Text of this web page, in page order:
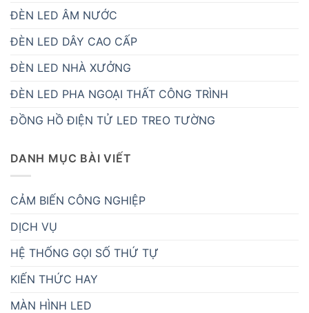
ĐÈN LED ÂM NƯỚC
ĐÈN LED DÂY CAO CẤP
ĐÈN LED NHÀ XƯỞNG
ĐÈN LED PHA NGOẠI THẤT CÔNG TRÌNH
ĐỒNG HỒ ĐIỆN TỬ LED TREO TƯỜNG
DANH MỤC BÀI VIẾT
CẢM BIẾN CÔNG NGHIỆP
DỊCH VỤ
HỆ THỐNG GỌI SỐ THỨ TỰ
KIẾN THỨC HAY
MÀN HÌNH LED